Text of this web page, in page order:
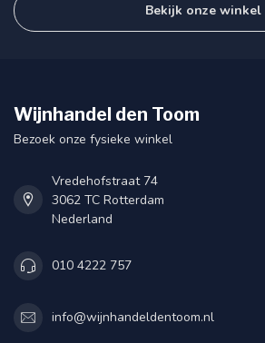
Bekijk onze winkel
Wijnhandel den Toom
Bezoek onze fysieke winkel
Vredehofstraat 74
3062 TC Rotterdam
Nederland
010 4222 757
info@wijnhandeldentoom.nl